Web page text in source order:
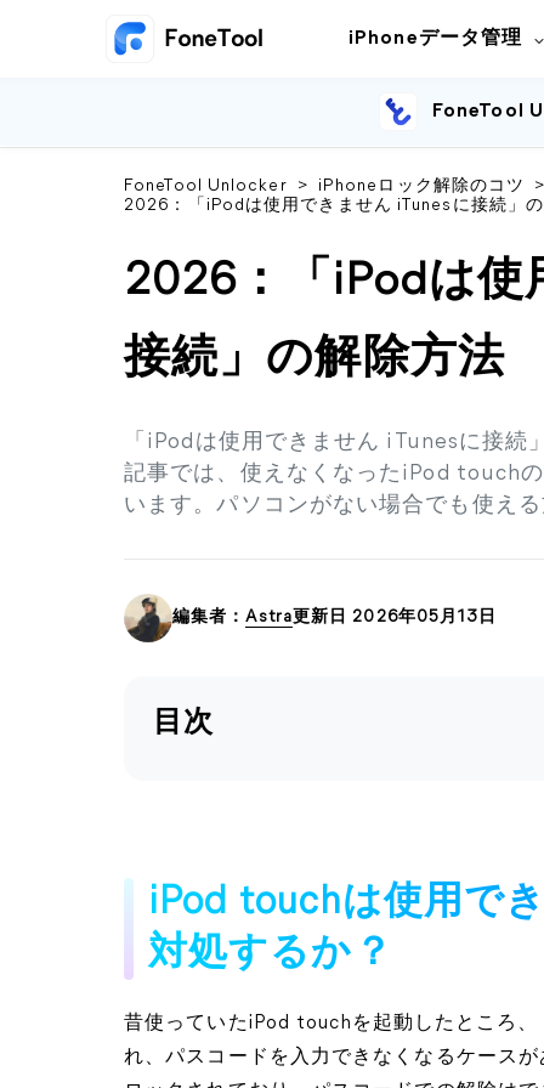
iPhoneデータ管理
FoneTool
FoneTool Unlocker > iPhoneロック解除のコツ
>
2026：「iPodは使用できません iTunesに接続」
2026：「iPodは使
接続」の解除方法
「iPodは使用できません iTunesに接
記事では、使えなくなったiPod touch
います。パソコンがない場合でも使える
編集者：Astra更新日 2026年05月13日
目次
iPod touchは使用で
対処するか？
昔使っていたiPod touchを起動したところ、
れ、パスコードを入力できなくなるケース